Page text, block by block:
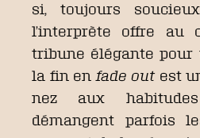
si, toujours
l’interprète offre au
tribune élégante pour
la fin en fade outest
nez aux
démangent parfois